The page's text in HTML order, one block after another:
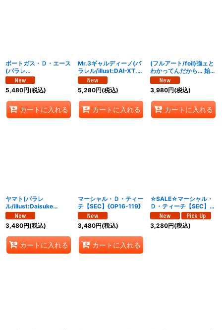
ポートガス・Ｄ・エース
(パラレ
ル/illust:Makitoshi)
【SEC/P】{OP16-118}
5,480円(税込)
カートに入れる
Mr.3ギャルディーノ(パ
ラレル/illust:DAI-XT.)
【SR/P】{OP16-056}
5,280円(税込)
カートに入れる
(フルアート/foil)強ェと
わかってんだから… 始め
から全開だ!!!
(illust:otton)【R】
{OP13-040}
3,980円(税込)
カートに入れる
ヤマト(パラレ
ル/illust:Daisuke
izuka)【SR/P】{OP16-
098}
3,480円(税込)
カートに入れる
マーシャル・Ｄ・ティー
チ【SEC】{OP16-119}
3,480円(税込)
カートに入れる
☆SALE☆マーシャル・
Ｄ・ティーチ【SEC】
{OP16-119}
3,280円(税込)